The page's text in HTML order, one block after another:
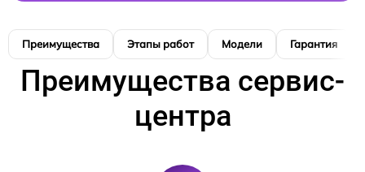
Преимущества Этапы работ Модели Гарантия
Преимущества сервис-
центра